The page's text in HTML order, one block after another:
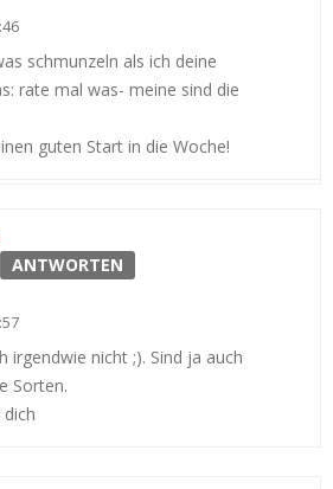
schmunzeln als ich deine
rate mal was- meine sind die
guten Start in die Woche!
ANTWORTEN
irgendwie nicht ;). Sind ja auch
Sorten.